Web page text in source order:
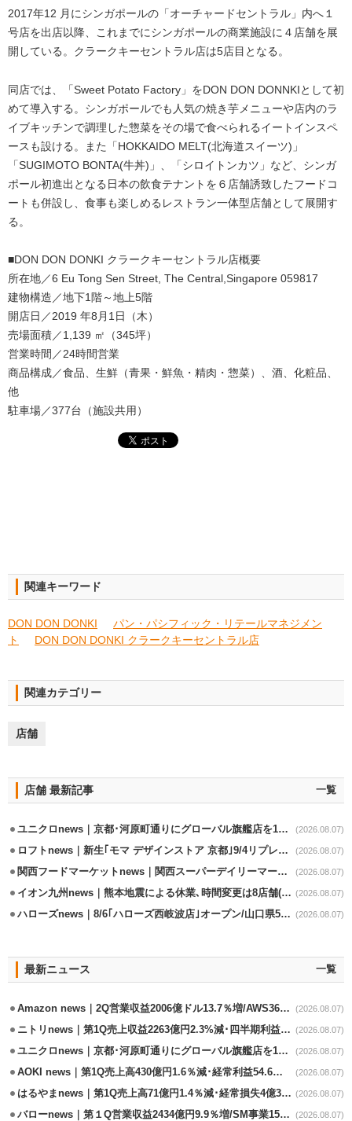
2017年12 月にシンガポールの「オーチャードセントラル」内へ１
号店を出店以降、これまでにシンガポールの商業施設に４店舗を展
開している。クラークキーセントラル店は5店目となる。
同店では、「Sweet Potato Factory」をDON DON DONNKIとして初
めて導入する。シンガポールでも人気の焼き芋メニューや店内のラ
イブキッチンで調理した惣菜をその場で食べられるイートインスペ
ースも設ける。また「HOKKAIDO MELT(北海道スイーツ)」
「SUGIMOTO BONTA(牛丼)」、「シロイトンカツ」など、シンガ
ポール初進出となる日本の飲食テナントを６店舗誘致したフードコ
ートも併設し、食事も楽しめるレストラン一体型店舗として展開す
る。
■DON DON DONKI クラークキーセントラル店概要
所在地／6 Eu Tong Sen Street, The Central,Singapore 059817
建物構造／地下1階～地上5階
開店日／2019 年8月1日（木）
売場面積／1,139 ㎡（345坪）
営業時間／24時間営業
商品構成／食品、生鮮（青果・鮮魚・精肉・惣菜）、酒、化粧品、
他
駐車場／377台（施設共用）
関連キーワード
DON DON DONKI
パン・パシフィック・リテールマネジメン
ト
DON DON DONKI クラークキーセントラル店
関連カテゴリー
店舗
店舗 最新記事 一覧
ユニクロnews｜京都･河原町通りにグローバル旗艦店を11/6開設 (2026.08.07)
ロフトnews｜新生｢モマ デザインストア 京都｣9/4リプレイスオープン (2026.08.07)
関西フードマーケットnews｜関西スーパーデイリーマート蒲生店8/7改装 (2026.08.07)
イオン九州news｜熊本地震による休業､時間変更は8店舗(8/7時点) (2026.08.07)
ハローズnews｜8/6｢ハローズ西岐波店｣オープン/山口県5店舗目 (2026.08.07)
最新ニュース 一覧
Amazon news｜2Q営業収益2006億ドル13.7％増/AWS36.8％％増が貢献 (2026.08.07)
ニトリnews｜第1Q売上収益2263億円2.3%減･四半期利益1.4％減 (2026.08.07)
ユニクロnews｜京都･河原町通りにグローバル旗艦店を11/6開設 (2026.08.07)
AOKI news｜第1Q売上高430億円1.6％減･経常利益54.6％減 (2026.08.07)
はるやまnews｜第1Q売上高71億円1.4％減･経常損失4億3800万円 (2026.08.07)
バローnews｜第１Q営業収益2434億円9.9％増/SM事業15.5％増と絶好調 (2026.08.07)